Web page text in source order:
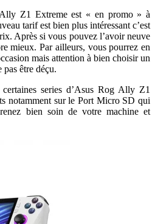
Z1 Extreme est « en promo » à
tarif est bien plus intéressant c’est
Après si vous pouvez l’avoir neuve
mieux. Par ailleurs, vous pourrez en
mais attention à bien choisir un
être déçu.
series d’Asus Rog Ally Z1
notamment sur le Port Micro SD qui
bien soin de votre machine et